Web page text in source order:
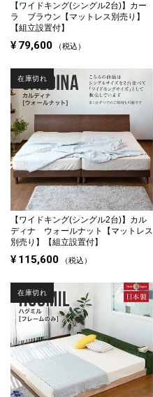
【ワイドキング(シングル2台)】 カー
ラ ブラウン【マットレス別売り】
【組立設置付】
¥ 79,600 税込
【ワイドキング(シングル2台)】 カル
ディナ ウォールナット【マットレス
別売り】【組立設置付】
¥ 115,600 税込
在庫切れ
在庫切れ